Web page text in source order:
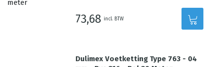
73,68 incl. BTW
Dulimex Voetketting Type 763 - 04